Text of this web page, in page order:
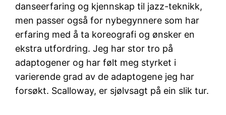
danseerfaring og kjennskap til jazz-teknikk,
men passer også for nybegynnere som har
erfaring med å ta koreografi og ønsker en
ekstra utfordring. Jeg har stor tro på
adaptogener og har følt meg styrket i
varierende grad av de adaptogene jeg har
forsøkt. Scalloway, er sjølvsagt på ein slik tur.